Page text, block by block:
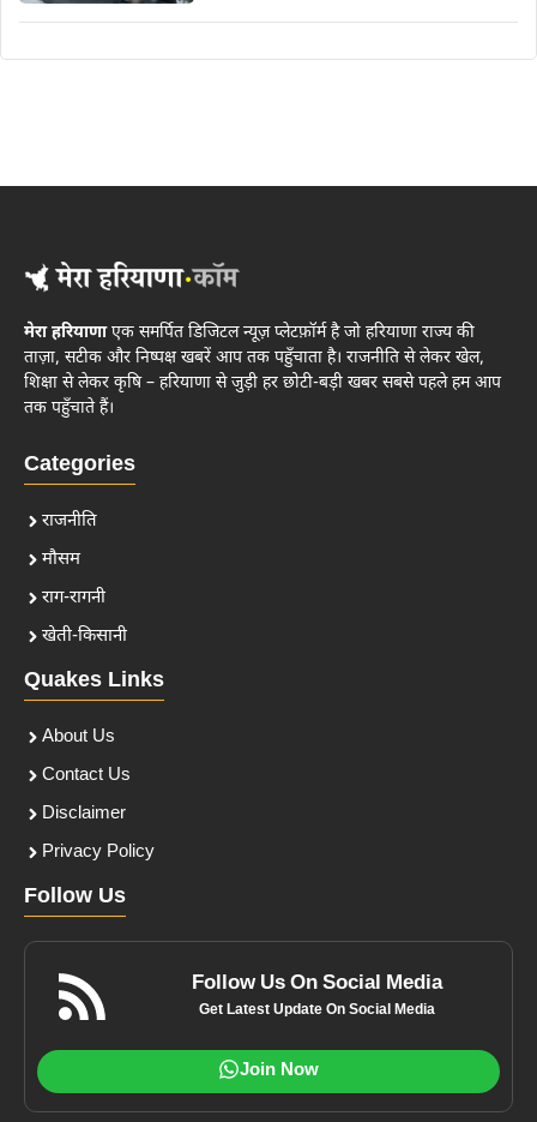
मेरा हरियाणाएक समर्पित डिजिटल न्यूज़ प्लेटफ़ॉर्म है जो हरियाणा राज्य की
ताज़ा, सटीक और निष्पक्ष खबरें आप तक पहुँचाता है। राजनीति से लेकर खेल,
शिक्षा से लेकर कृषि – हरियाणा से जुड़ी हर छोटी-बड़ी खबर सबसे पहले हम आप
तक पहुँचाते हैं।
Categories
राजनीति
मौसम
राग-रागनी
खेती-किसानी
Quakes Links
About Us
Contact Us
Disclaimer
Privacy Policy
Follow Us
Follow Us On Social Media
Get Latest Update On Social Media
Join Now